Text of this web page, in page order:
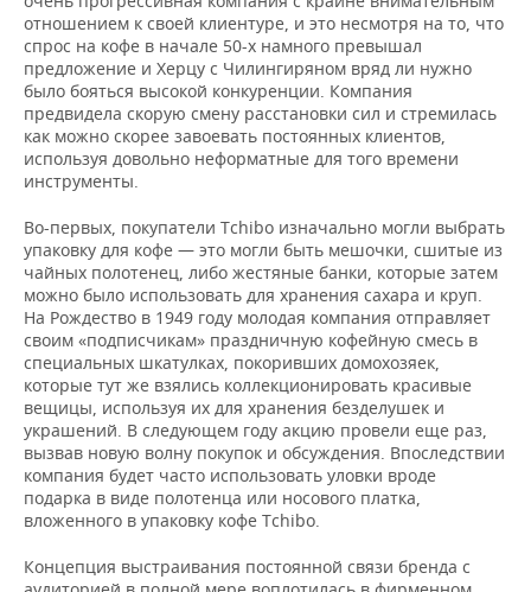
отношением к своей клиентуре, и это несмотря на то, что
спрос на кофе в начале 50-х намного превышал
предложение и Херцу с Чилингиряном вряд ли нужно
было бояться высокой конкуренции. Компания
предвидела скорую смену расстановки сил и стремилась
как можно скорее завоевать постоянных клиентов,
используя довольно неформатные для того времени
инструменты.
Во-первых, покупатели Tchibo изначально могли выбрать
упаковку для кофе — это могли быть мешочки, сшитые из
чайных полотенец, либо жестяные банки, которые затем
можно было использовать для хранения сахара и круп.
На Рождество в 1949 году молодая компания отправляет
своим «подписчикам» праздничную кофейную смесь в
специальных шкатулках, покоривших домохозяек,
которые тут же взялись коллекционировать красивые
вещицы, используя их для хранения безделушек и
украшений. В следующем году акцию провели еще раз,
вызвав новую волну покупок и обсуждения. Впоследствии
компания будет часто использовать уловки вроде
подарка в виде полотенца или носового платка,
вложенного в упаковку кофе Tchibo.
Концепция выстраивания постоянной связи бренда с